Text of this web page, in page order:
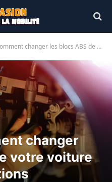
les blocs ABS de votre voiture : signes et solutions
changer
votre voiture